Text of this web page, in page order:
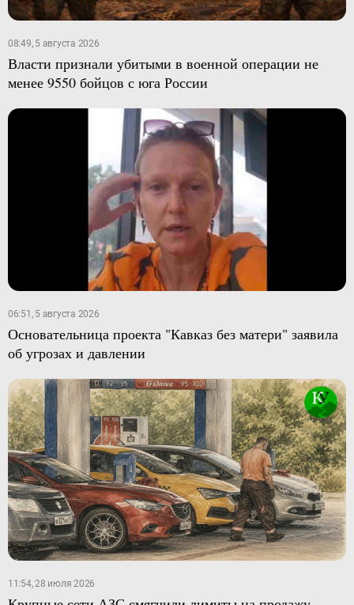
08:49, 5 августа 2026
Власти признали убитыми в военной операции не
менее 9550 бойцов с юга России
06:51, 5 августа 2026
Основательница проекта "Кавказ без матери" заявила
об угрозах и давлении
11:54, 28 июля 2026